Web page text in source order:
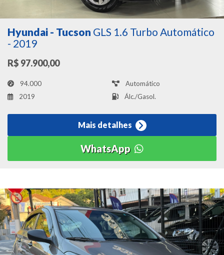
Hyundai - Tucson GLS 1.6 Turbo Automático
- 2019
R$ 97.900,00
94.000
Automático
2019
Álc./Gasol.
Mais detalhes
WhatsApp